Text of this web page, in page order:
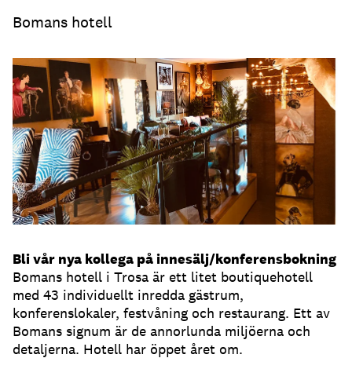
Bomans hotell
Bli vår nya kollega på innesälj/konferensbokning
Bomans hotell i Trosa är ett litet boutiquehotell
med 43 individuellt inredda gästrum,
konferenslokaler, festvåning och restaurang. Ett av
Bomans signum är de annorlunda miljöerna och
detaljerna. Hotell har öppet året om.